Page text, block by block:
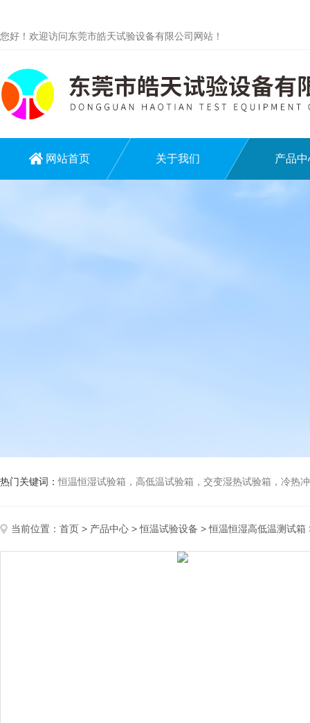
您好！欢迎访问东莞市皓天试验设备有限公司网站！
网站首页 关于我们 产品中
热门关键词：恒温恒湿试验箱，高低温试验箱，交变湿热试验箱，冷热冲击试验
当前位置： 首页 > 产品中心 >恒温试验设备 >恒温恒湿高低温测试箱